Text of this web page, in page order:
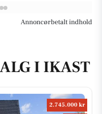
Annoncørbetalt indhold
I IKAST
2.745.000 kr